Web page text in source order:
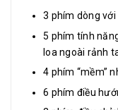
3 phím dòng với
5 phím tính
loa ngoài rảnh
4 phím “mềm”
6 phím điều